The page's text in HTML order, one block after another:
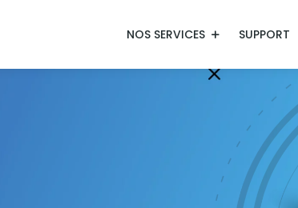
NOS SERVICES SUPPORT